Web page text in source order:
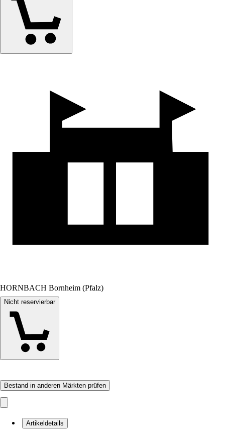
HORNBACH Bornheim (Pfalz)
Nicht reservierbar
Bestand in anderen Märkten prüfen
Artikeldetails